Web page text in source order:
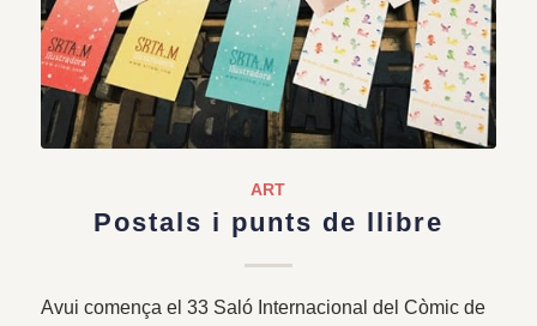
ART
Postals i punts de llibre
Avui comença el 33 Saló Internacional del Còmic de